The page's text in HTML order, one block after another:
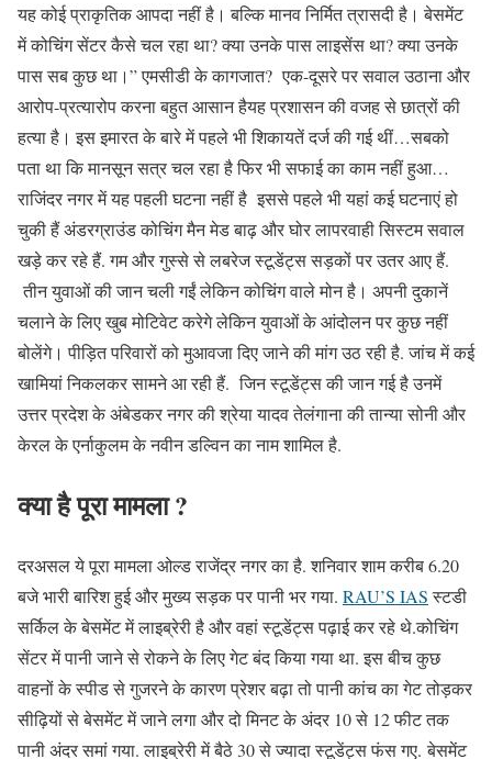
यह कोई प्राकृतिक आपदा नहीं है। बल्कि मानव निर्मित त्रासदी है। बेसमेंट
में कोचिंग सेंटर कैसे चल रहा था? क्या उनके पास लाइसेंस था? क्या उनके
पास सब कुछ था।” एमसीडी के कागजात? एक-दूसरे पर सवाल उठाना और
आरोप-प्रत्यारोप करना बहुत आसान हैयह प्रशासन की वजह से छात्रों की
हत्या है। इस इमारत के बारे में पहले भी शिकायतें दर्ज की गई थीं…सबको
पता था कि मानसून सत्र चल रहा है फिर भी सफाई का काम नहीं हुआ…
राजिंदर नगर में यह पहली घटना नहीं है इससे पहले भी यहां कई घटनाएं हो
चुकी हैं अंडरग्राउंड कोचिंग मैन मेड बाढ़ और घोर लापरवाही सिस्टम सवाल
खड़े कर रहे हैं. गम और गुस्से से लबरेज स्टूडेंट्स सड़कों पर उतर आए हैं.
तीन युवाओं की जान चली गईं लेकिन कोचिंग वाले मोन है। अपनी दुकानें
चलाने के लिए खुब मोटिवेट करेगे लेकिन युवाओं के आंदोलन पर कुछ नहीं
बोलेंगे। पीड़ित परिवारों को मुआवजा दिए जाने की मांग उठ रही है. जांच में कई
खामियां निकलकर सामने आ रही हैं. जिन स्टूडेंट्स की जान गई है उनमें
उत्तर प्रदेश के अंबेडकर नगर की श्रेया यादव तेलंगाना की तान्या सोनी और
केरल के एर्नाकुलम के नवीन डल्विन का नाम शामिल है.
क्या है पूरा मामला ?
दरअसल ये पूरा मामला ओल्ड राजेंद्र नगर का है. शनिवार शाम करीब 6.20
बजे भारी बारिश हुई और मुख्य सड़क पर पानी भर गया. RAU’S IASस्टडी
सर्किल के बेसमेंट में लाइब्रेरी है और वहां स्टूडेंट्स पढ़ाई कर रहे थे.कोचिंग
सेंटर में पानी जाने से रोकने के लिए गेट बंद किया गया था. इस बीच कुछ
वाहनों के स्पीड से गुजरने के कारण प्रेशर बढ़ा तो पानी कांच का गेट तोड़कर
सीढ़ियों से बेसमेंट में जाने लगा और दो मिनट के अंदर 10 से 12 फीट तक
पानी अंदर समां गया. लाइब्रेरी में बैठे 30 से ज्यादा स्टूडेंट्स फंस गए. बेसमेंट